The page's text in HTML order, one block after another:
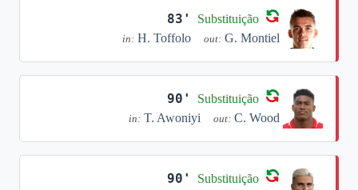
83' Substituição
in: H. Toffolo out: G. Montiel
90' Substituição
in: T. Awoniyi out: C. Wood
90' Substituição